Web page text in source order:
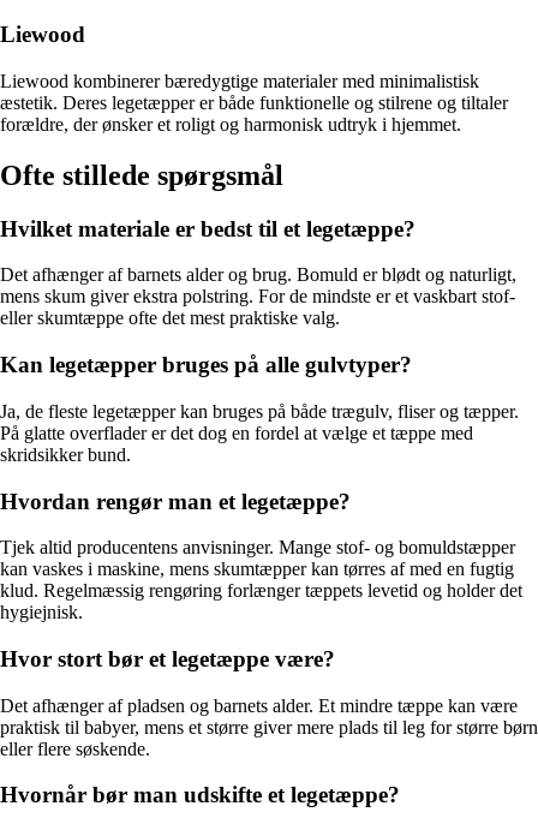
Liewood
Liewood kombinerer bæredygtige materialer med minimalistisk
æstetik. Deres legetæpper er både funktionelle og stilrene og tiltaler
forældre, der ønsker et roligt og harmonisk udtryk i hjemmet.
Ofte stillede spørgsmål
Hvilket materiale er bedst til et legetæppe?
Det afhænger af barnets alder og brug. Bomuld er blødt og naturligt,
mens skum giver ekstra polstring. For de mindste er et vaskbart stof-
eller skumtæppe ofte det mest praktiske valg.
Kan legetæpper bruges på alle gulvtyper?
Ja, de fleste legetæpper kan bruges på både trægulv, fliser og tæpper.
På glatte overflader er det dog en fordel at vælge et tæppe med
skridsikker bund.
Hvordan rengør man et legetæppe?
Tjek altid producentens anvisninger. Mange stof- og bomuldstæpper
kan vaskes i maskine, mens skumtæpper kan tørres af med en fugtig
klud. Regelmæssig rengøring forlænger tæppets levetid og holder det
hygiejnisk.
Hvor stort bør et legetæppe være?
Det afhænger af pladsen og barnets alder. Et mindre tæppe kan være
praktisk til babyer, mens et større giver mere plads til leg for større børn
eller flere søskende.
Hvornår bør man udskifte et legetæppe?